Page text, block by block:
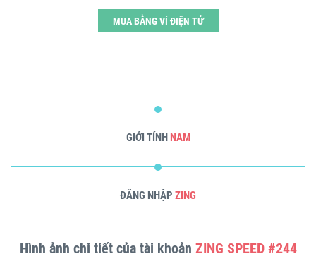
MUA BẰNG VÍ ĐIỆN TỬ
GIỚI TÍNH NAM
ĐĂNG NHẬP ZING
Hình ảnh chi tiết của tài khoản ZING SPEED #244